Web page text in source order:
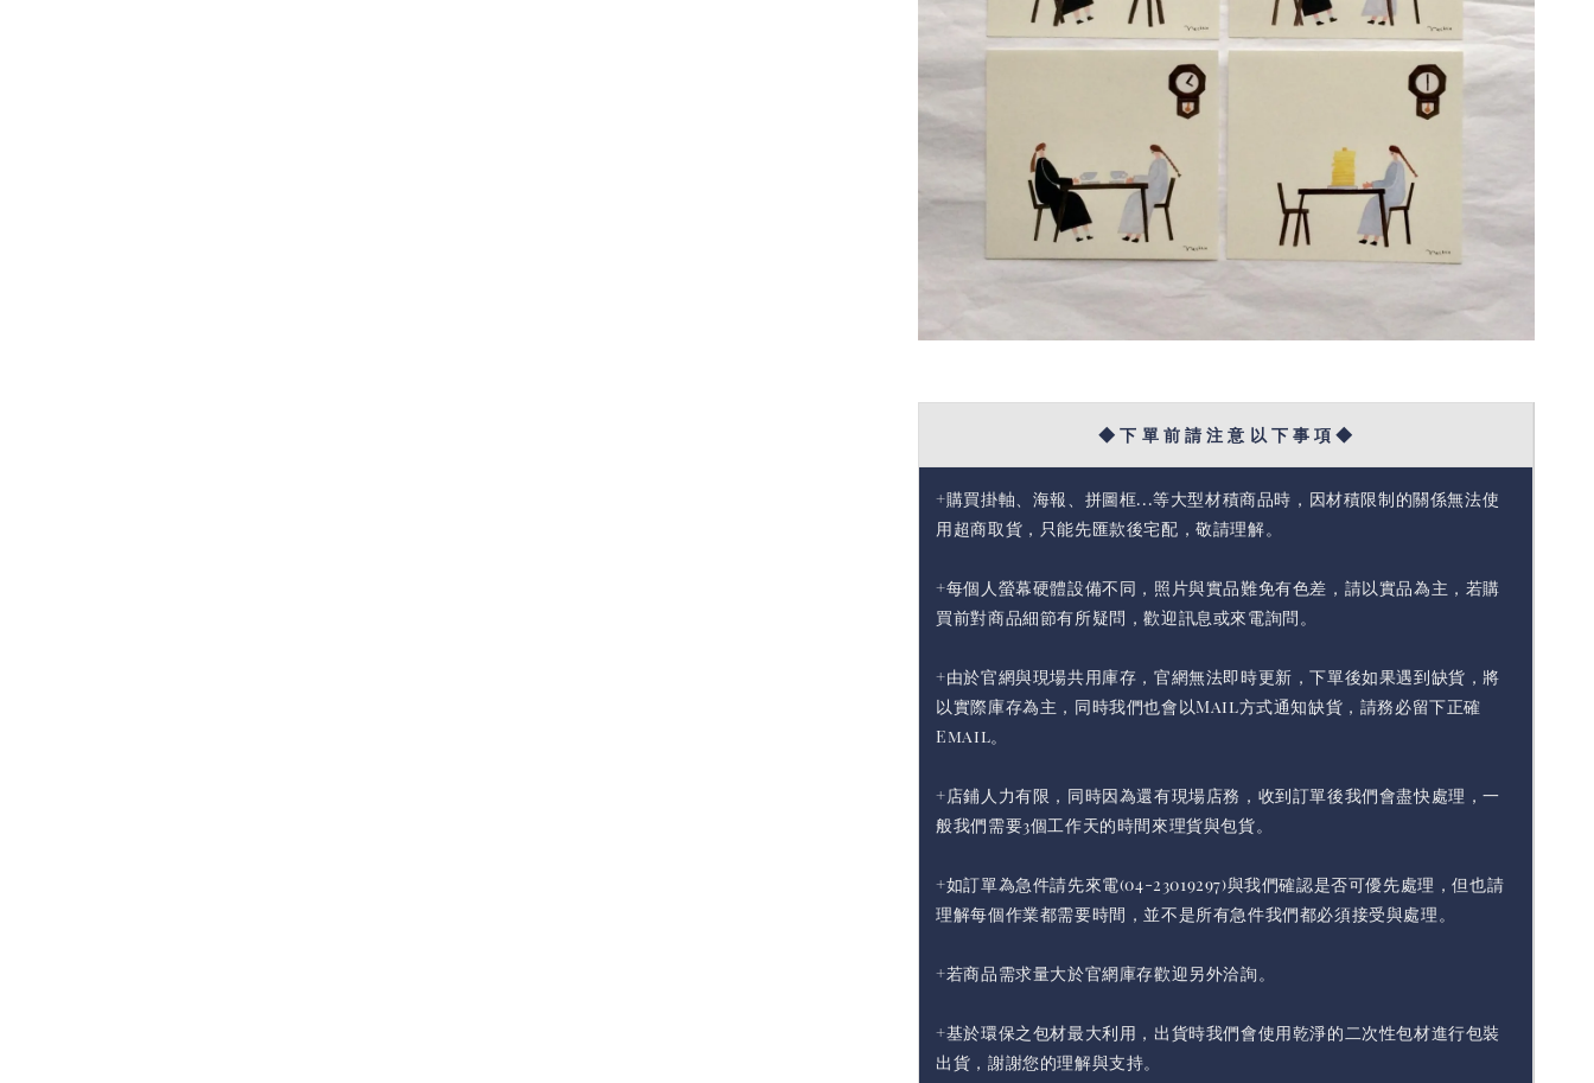
◆ 下 單 前 請 注 意 以 下 事 項 ◆
+購買掛軸、海報、拼圖框...等大型材積商品時，因材積限制的關係無法使
用超商取貨，只能先匯款後宅配，敬請理解。
+每個人螢幕硬體設備不同，照片與實品難免有色差，請以實品為主，若購
買前對商品細節有所疑問，歡迎訊息或來電詢問。
+由於官網與現場共用庫存，官網無法即時更新，下單後如果遇到缺貨，將
以實際庫存為主，同時我們也會以Mail方式通知缺貨，請務必留下正確
Email。
+店鋪人力有限，同時因為還有現場店務，收到訂單後我們會盡快處理，一
般我們需要3個工作天的時間來理貨與包貨。
+如訂單為急件請先來電(04-23019297)與我們確認是否可優先處理，但也請
理解每個作業都需要時間，並不是所有急件我們都必須接受與處理。
+若商品需求量大於官網庫存歡迎另外洽詢。
+基於環保之包材最大利用，出貨時我們會使用乾淨的二次性包材進行包裝
出貨，謝謝您的理解與支持。